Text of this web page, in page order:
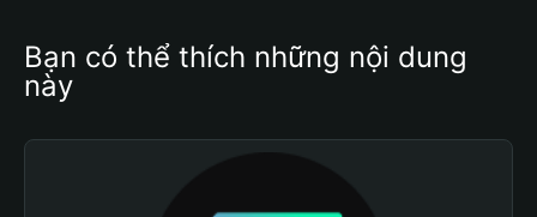
Bạn có thể thích những nội dung
này